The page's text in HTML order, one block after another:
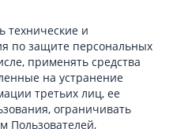
технические и
по защите персональных
применять средства
на устранение
третьих лиц, ее
ограничивать
Пользователей,